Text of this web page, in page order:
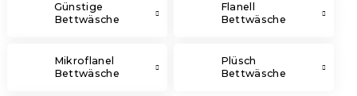
Günstige
Bettwäsche
Flanell
Bettwäsche
Mikroflanel
Bettwäsche
Plüsch
Bettwäsche